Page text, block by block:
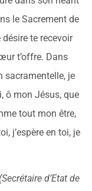
le Sacrement de
te recevoir
t’offre. Dans
sacramentelle, je
ô mon Jésus, que
tout mon être,
j’espère en toi, je
d’Etat de